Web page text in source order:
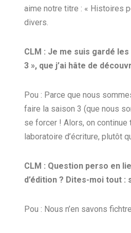
aime notre titre : « Histoires
divers.
CLM : Je me suis gardé
3 », que j’ai hâte de
Pou : Parce que nous
faire la saison 3 (que nous
se forcer ! Alors, on continue
laboratoire d’écriture, plutôt
CLM : Question perso en
d’édition ? Dites-moi tout
Pou : Nous n’en savons